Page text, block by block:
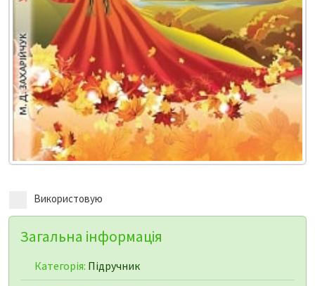
Використовую
Загальна інформація
Категорія: Підручник